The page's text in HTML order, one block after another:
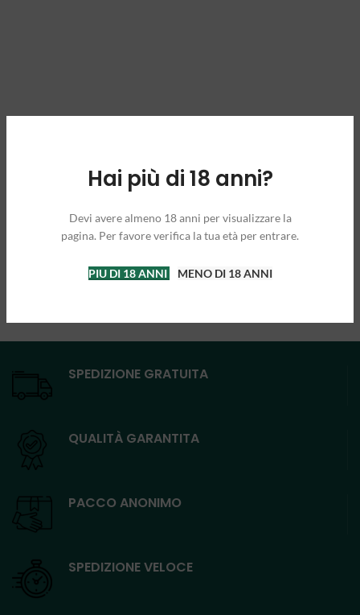
Hai più di 18 anni?
Devi avere almeno 18 anni per visualizzare la
pagina. Per favore verifica la tua età per entrare.
PIU DI 18 ANNI MENO DI 18 ANNI
SPEDIZIONE GRATUITA
QUALITÀ GARANTITA
PACCO ANONIMO
SPEDIZIONE VELOCE